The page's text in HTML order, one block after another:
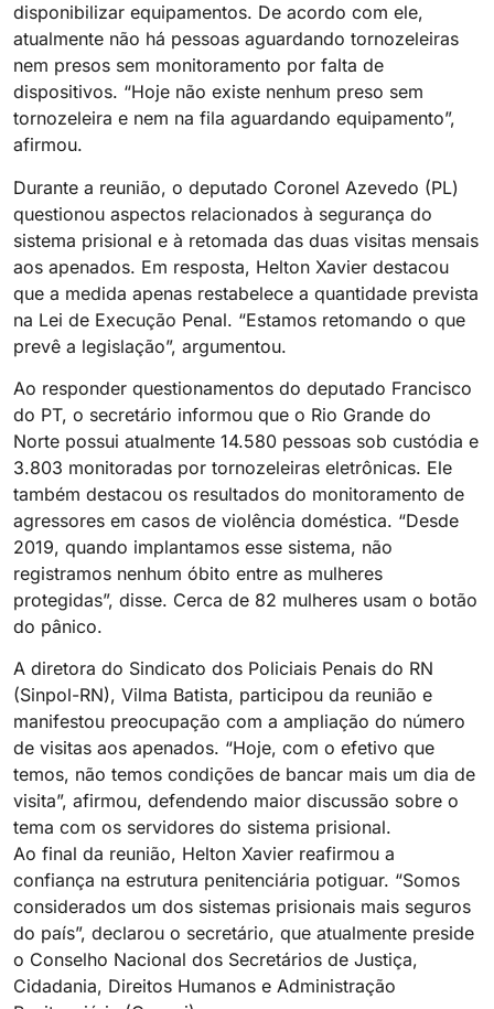
disponibilizar equipamentos. De acordo com ele,
atualmente não há pessoas aguardando tornozeleiras
nem presos sem monitoramento por falta de
dispositivos. “Hoje não existe nenhum preso sem
tornozeleira e nem na fila aguardando equipamento”,
afirmou.
Durante a reunião, o deputado Coronel Azevedo (PL)
questionou aspectos relacionados à segurança do
sistema prisional e à retomada das duas visitas mensais
aos apenados. Em resposta, Helton Xavier destacou
que a medida apenas restabelece a quantidade prevista
na Lei de Execução Penal. “Estamos retomando o que
prevê a legislação”, argumentou.
Ao responder questionamentos do deputado Francisco
do PT, o secretário informou que o Rio Grande do
Norte possui atualmente 14.580 pessoas sob custódia e
3.803 monitoradas por tornozeleiras eletrônicas. Ele
também destacou os resultados do monitoramento de
agressores em casos de violência doméstica. “Desde
2019, quando implantamos esse sistema, não
registramos nenhum óbito entre as mulheres
protegidas”, disse. Cerca de 82 mulheres usam o botão
do pânico.
A diretora do Sindicato dos Policiais Penais do RN
(Sinpol-RN), Vilma Batista, participou da reunião e
manifestou preocupação com a ampliação do número
de visitas aos apenados. “Hoje, com o efetivo que
temos, não temos condições de bancar mais um dia de
visita”, afirmou, defendendo maior discussão sobre o
tema com os servidores do sistema prisional.
Ao final da reunião, Helton Xavier reafirmou a
confiança na estrutura penitenciária potiguar. “Somos
considerados um dos sistemas prisionais mais seguros
do país”, declarou o secretário, que atualmente preside
o Conselho Nacional dos Secretários de Justiça,
Cidadania, Direitos Humanos e Administração